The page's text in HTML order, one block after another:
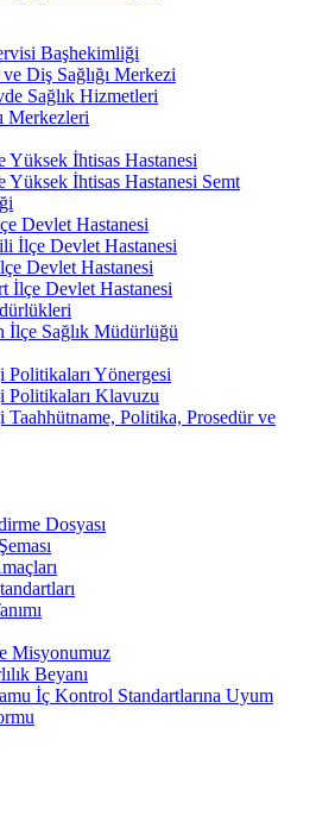
Başhekimliği
Diş Sağlığı Merkezi
Sağlık Hizmetleri
Merkezleri
Yüksek İhtisas Hastanesi
Yüksek İhtisas Hastanesi Semt
Devlet Hastanesi
İlçe Devlet Hastanesi
Devlet Hastanesi
İlçe Devlet Hastanesi
İlçe Sağlık Müdürlüğü
Yönergesi
Klavuzu
Politika, Prosedür ve
Dosyası
Misyonumuz
Beyanı
İç Kontrol Standartlarına Uyum